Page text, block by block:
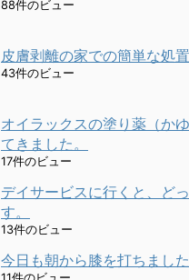
88件のビュー
皮膚剥離の家での簡単な処置
43件のビュー
オイラックスの塗り薬（か
てきました。
17件のビュー
デイサービスに行くと、ど
す。
13件のビュー
今日も朝から膝を打ちました